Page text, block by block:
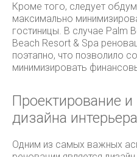
Кроме того, следует
максимально
гостиницы. В случае Palm
Beach Resort & Spa
поэтапно, что позволило
минимизировать
Проектирование и
дизайна интерьера
Одним из самых важных